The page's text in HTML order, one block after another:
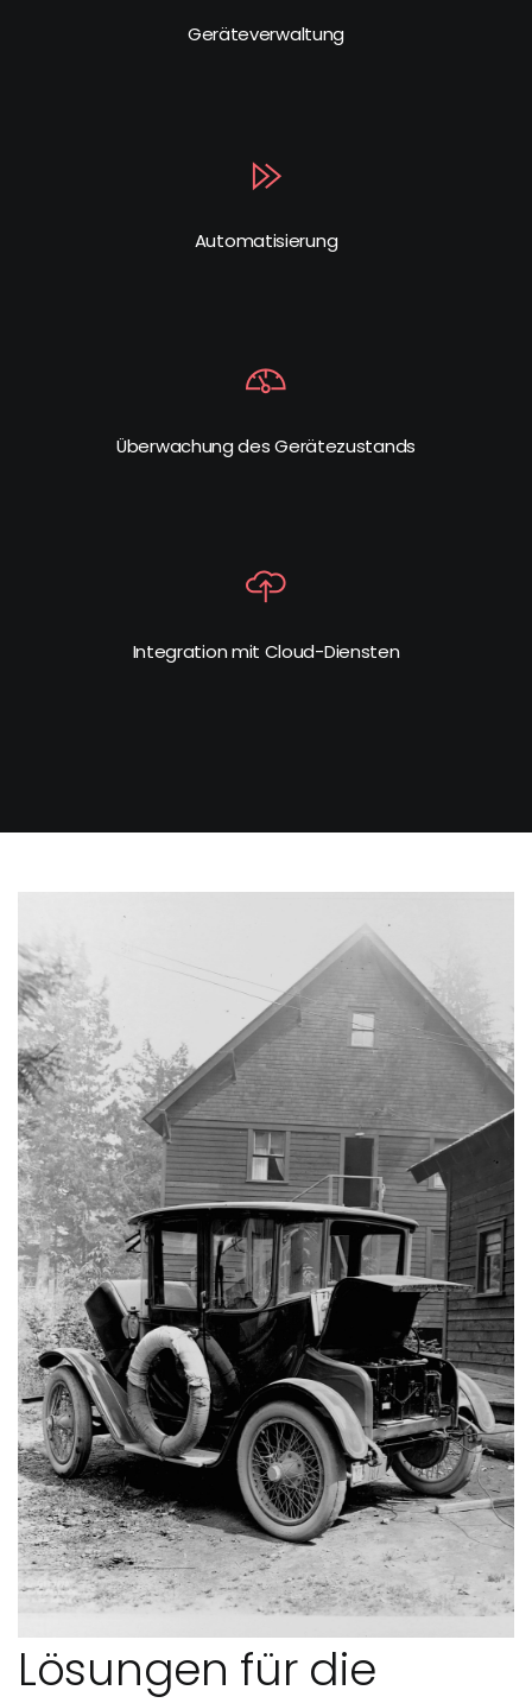
Geräteverwaltung
Automatisierung
Überwachung des Gerätezustands
Integration mit Cloud-Diensten
Lösungen für die